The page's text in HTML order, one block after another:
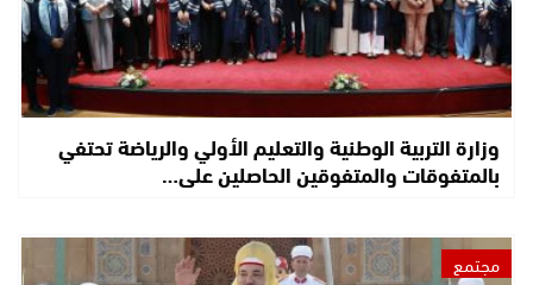
وزارة التربية الوطنية والتعليم الأولي والرياضة تحتفي
بالمتفوقات والمتفوقين الحاصلين على…
مجتمع